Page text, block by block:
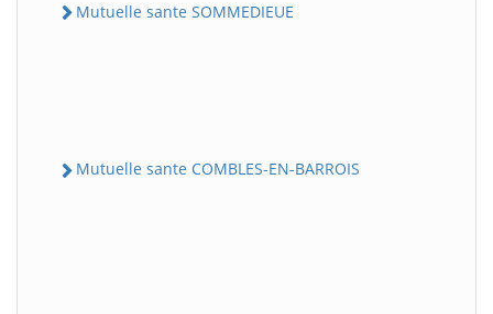
Mutuelle sante SOMMEDIEUE
Mutuelle sante COMBLES-EN-BARROIS